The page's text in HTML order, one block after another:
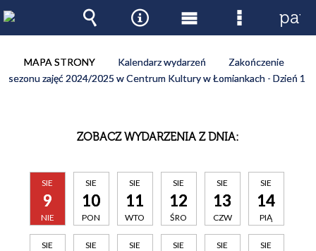
MAPA STRONY Kalendarz wydarzeń
Zakończenie
sezonu zajęć 2024/2025 w Centrum Kultury w Łomiankach - Dzień 1
ZOBACZ WYDARZENIA Z DNIA:
SIE
9
NIE
SIE
10
PON
SIE
11
WTO
SIE
12
ŚRO
SIE
13
CZW
SIE
14
PIĄ
SIE SIE SIE SIE SIE SIE
Wyszukiwarka
Narzędzia
Menu
główne
Menu